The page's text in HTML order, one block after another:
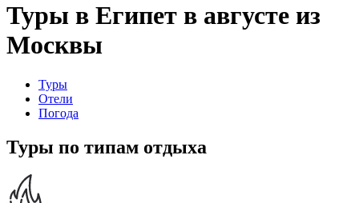
Туры в Египет в августе из
Москвы
Туры
Отели
Погода
Туры по типам отдыха